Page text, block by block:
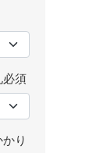
必須
り